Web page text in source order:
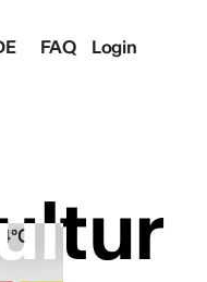
FAQ Login